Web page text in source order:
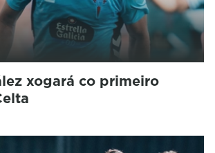
xogará co primeiro